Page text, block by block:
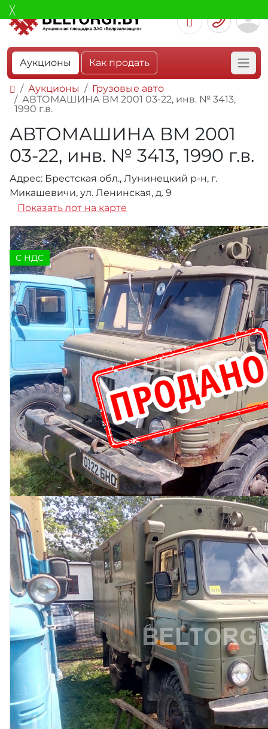
Аукционы Как продать
Аукционы
Грузовые авто
АВТОМАШИНА ВМ 2001 03-22, инв. № 3413,
1990 г.в.
АВТОМАШИНА ВМ 2001
03-22, инв. № 3413, 1990 г.в.
Адрес: Брестская обл., Лунинецкий р-н, г.
Микашевичи, ул. Ленинская, д. 9
Показать лот на карте
C НДС